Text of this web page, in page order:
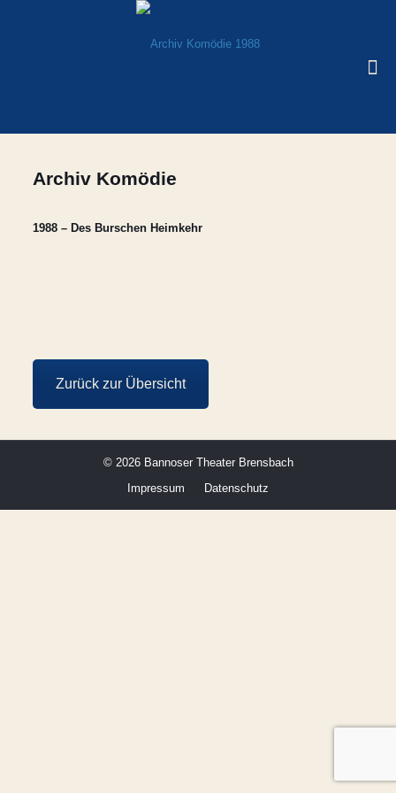
Archiv Komödie
1988 – Des Burschen Heimkehr
Zurück zur Übersicht
© 2026 Bannoser Theater Brensbach
Impressum
Datenschutz